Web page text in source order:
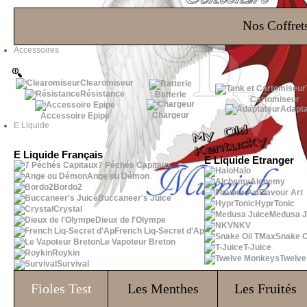
Nos
Accessoires
Clearomiseur
Résistance
Accessoire Epipe
Batterie
Chargeur
Cartomiseur
E Liquide
E Liquide Français
7 Péchés Capitaux
Ange ou Démon
Bordo2
Buccaneer's Juice
Crystal
Dieux de l'Olympe
French Liq-Secret d'Ap
Le Vapoteur Breton
Roykin
Survival
E Liquide Etranger
Halo
Alchemy
Flavour Art
HyprTonic
Medusa
NKV
Snake
T-Juice
Fioles Test Les Menthes Les Fruités